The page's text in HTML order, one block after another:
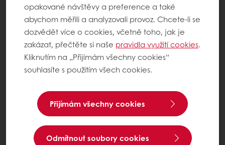
opakované návštěvy a preference a také
abychom měřili a analyzovali provoz. Chcete-li se
dozvědět více o cookies, včetně toho, jak je
zakázat, přečtěte si naše pravidla využití cookies.
Kliknutím na „Přijímám všechny cookies“
souhlasíte s použitím všech cookies.
Přijímám všechny cookies
Odmítnout soubory cookies